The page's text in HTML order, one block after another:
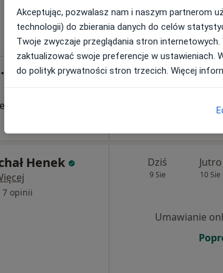
• Mapa
Henek
7 opinii
Dziś
9 Sie
Jutro
10 Sie
Umawianie
Akceptując, pozwalasz nam i naszym partnerom
technologii) do zbierania danych do celów
Twoje zwyczaje przeglądania stron
zaktualizować swoje preferencje w ustawieniach.
do polityk prywatności stron trzecich. Więcej